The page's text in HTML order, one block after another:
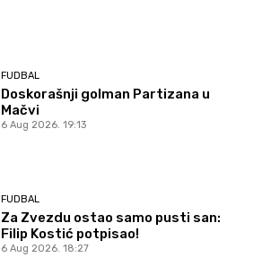
FUDBAL
Doskorašnji golman Partizana u
Mačvi
6 Aug 2026. 19:13
FUDBAL
Za Zvezdu ostao samo pusti san:
Filip Kostić potpisao!
6 Aug 2026. 18:27